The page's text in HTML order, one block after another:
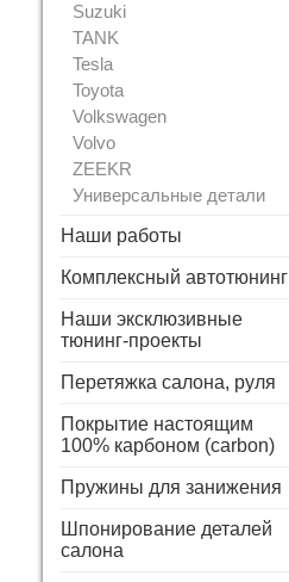
Suzuki
TANK
Tesla
Toyota
Volkswagen
Volvo
ZEEKR
Универсальные детали
Наши работы
Комплексный автотюнинг
Наши эксклюзивные
тюнинг-проекты
Перетяжка салона, руля
Покрытие настоящим
100% карбоном (carbon)
Пружины для занижения
Шпонирование деталей
салона